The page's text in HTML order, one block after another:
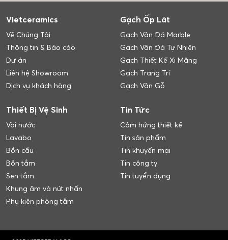
Vietceramics
Về Chúng Tôi
Thông tin & Báo cáo
Dự án
Liên hệ Showroom
Dịch vụ khách hàng
Gạch Ốp Lát
Gạch Vân Đá Marble
Gạch Vân Đá Tự Nhiên
Gạch Thiết Kế Xi Măng
Gạch Trang Trí
Gạch Vân Gỗ
Thiết Bị Vệ Sinh
Vòi nước
Lavabo
Bồn cầu
Bồn tắm
Sen tắm
Khung âm và nút nhấn
Phụ kiện phòng tắm
Tin Tức
Cảm hứng thiết kế
Tin sản phẩm
Tin khuyến mại
Tin công ty
Tin tuyển dụng